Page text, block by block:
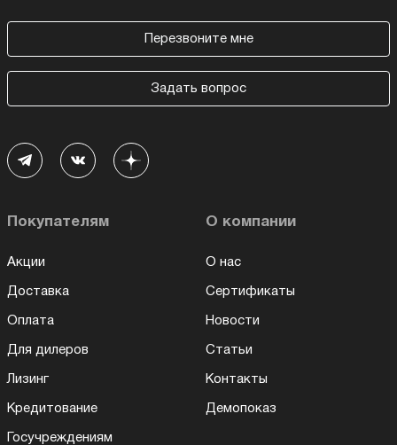
Перезвоните мне
Задать вопрос
Покупателям
Акции
Доставка
Оплата
Для дилеров
Лизинг
Кредитование
Госучреждениям
О компании
О нас
Сертификаты
Новости
Статьи
Контакты
Демопоказ